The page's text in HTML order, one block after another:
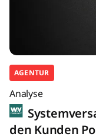
AGENTUR
Analyse
den Kunden